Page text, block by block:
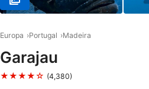
Europa Portugal Madeira
Garajau
★★★★☆ (4,380)